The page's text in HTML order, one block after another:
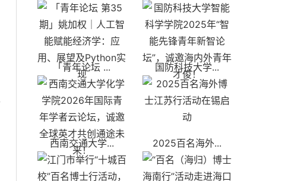
「青年论坛 ... 国防科技大学...
西南交通大学... 2025百名海外...